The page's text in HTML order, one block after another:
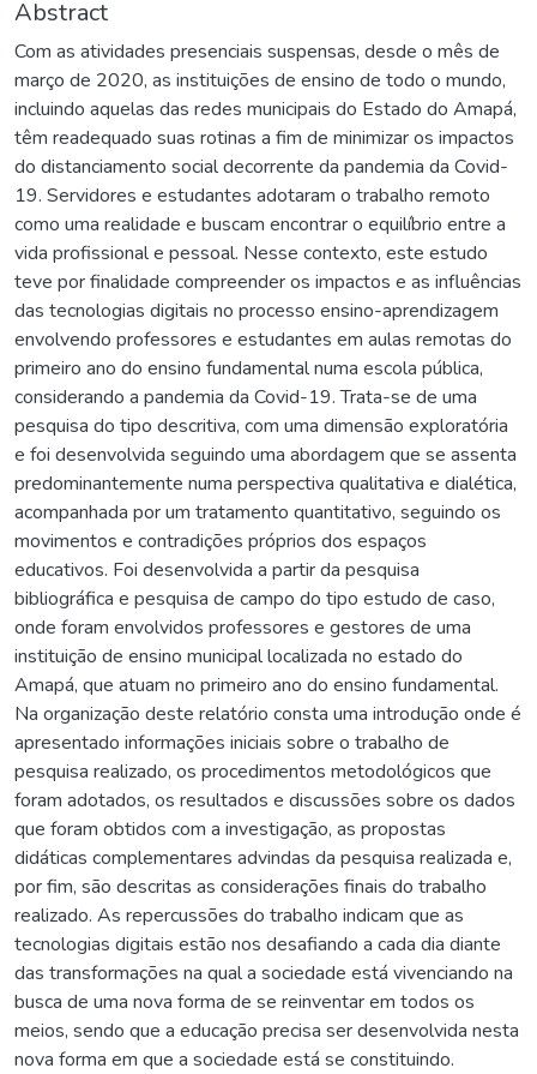
Abstract
Com as atividades presenciais suspensas, desde o mês de
março de 2020, as instituições de ensino de todo o mundo,
incluindo aquelas das redes municipais do Estado do Amapá,
têm readequado suas rotinas a fim de minimizar os impactos
do distanciamento social decorrente da pandemia da Covid-
19. Servidores e estudantes adotaram o trabalho remoto
como uma realidade e buscam encontrar o equilíbrio entre a
vida profissional e pessoal. Nesse contexto, este estudo
teve por finalidade compreender os impactos e as influências
das tecnologias digitais no processo ensino-aprendizagem
envolvendo professores e estudantes em aulas remotas do
primeiro ano do ensino fundamental numa escola pública,
considerando a pandemia da Covid-19. Trata-se de uma
pesquisa do tipo descritiva, com uma dimensão exploratória
e foi desenvolvida seguindo uma abordagem que se assenta
predominantemente numa perspectiva qualitativa e dialética,
acompanhada por um tratamento quantitativo, seguindo os
movimentos e contradições próprios dos espaços
educativos. Foi desenvolvida a partir da pesquisa
bibliográfica e pesquisa de campo do tipo estudo de caso,
onde foram envolvidos professores e gestores de uma
instituição de ensino municipal localizada no estado do
Amapá, que atuam no primeiro ano do ensino fundamental.
Na organização deste relatório consta uma introdução onde é
apresentado informações iniciais sobre o trabalho de
pesquisa realizado, os procedimentos metodológicos que
foram adotados, os resultados e discussões sobre os dados
que foram obtidos com a investigação, as propostas
didáticas complementares advindas da pesquisa realizada e,
por fim, são descritas as considerações finais do trabalho
realizado. As repercussões do trabalho indicam que as
tecnologias digitais estão nos desafiando a cada dia diante
das transformações na qual a sociedade está vivenciando na
busca de uma nova forma de se reinventar em todos os
meios, sendo que a educação precisa ser desenvolvida nesta
nova forma em que a sociedade está se constituindo.